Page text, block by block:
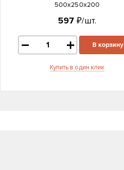
500х250х200
597 ₽/шт.
В корзину
Купить в один клик